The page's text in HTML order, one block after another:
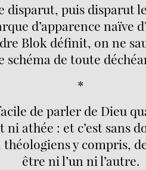
disparut, puis disparut
d’apparence naïve
Blok définit, on ne
schéma de toute
*
de parler de Dieu
ni athée : et c’est sans
théologiens y compris,
être ni l’un ni l’autre.